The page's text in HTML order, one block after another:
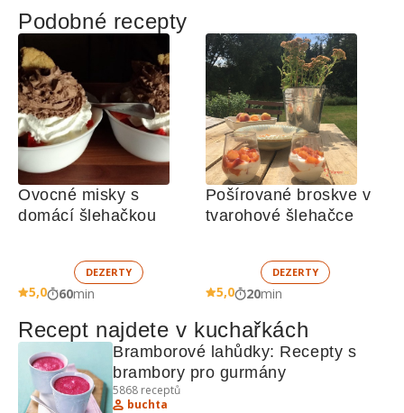
Podobné recepty
Ovocné misky s
domácí šlehačkou
DEZERTY
5,0 60min
Pošírované broskve v
tvarohové šlehačce
DEZERTY
5,0 20min
Recept najdete v kuchařkách
Bramborové lahůdky: Recepty s
brambory pro gurmány
5868 receptů
buchta